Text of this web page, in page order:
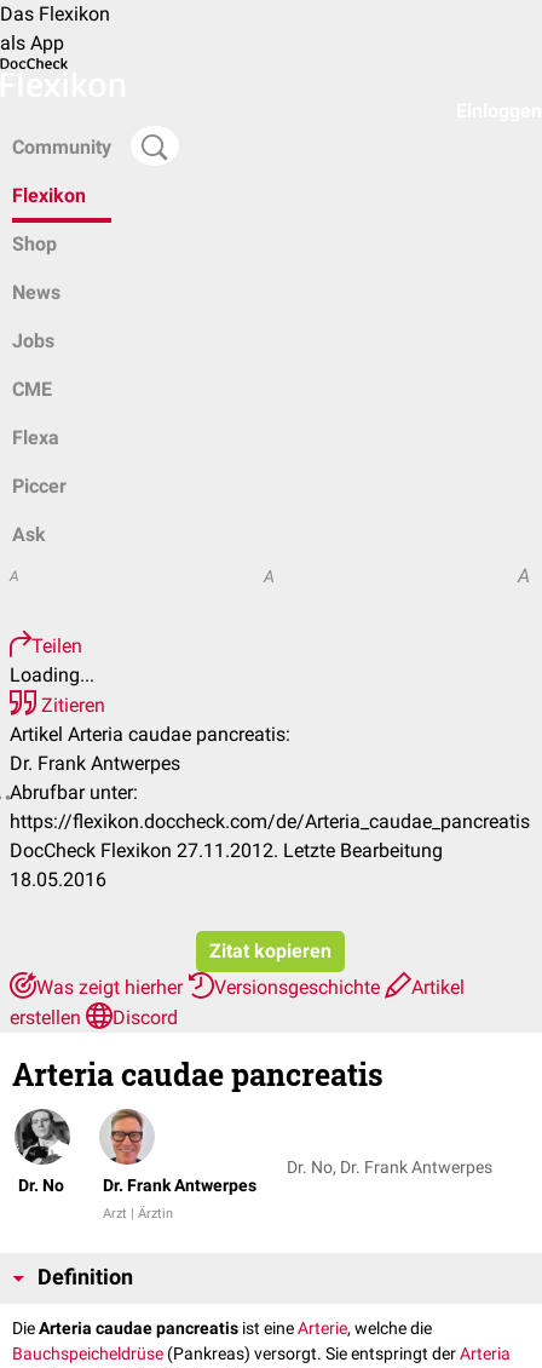
Das Flexikon
als App
Community
Flexikon
Shop
News
Jobs
CME
Flexa
Piccer
Ask
A A A
Teilen
Loading...
Zitieren
Artikel Arteria caudae pancreatis:
Dr. Frank Antwerpes
Abrufbar unter:
https://flexikon.doccheck.com/de/Arteria_caudae_pancreatis
DocCheck Flexikon 27.11.2012. Letzte Bearbeitung
18.05.2016
Zitat kopieren
Was zeigt hierher
Versionsgeschichte
Artikel
erstellen
Discord
Arteria caudae pancreatis
Dr. No Dr. Frank Antwerpes
Arzt | Ärztin
Dr. No, Dr. Frank Antwerpes
Definition
DieArteria caudae pancreatis ist eineArterie, welche die
Bauchspeicheldrüse (Pankreas) versorgt. Sie entspringt derArteria